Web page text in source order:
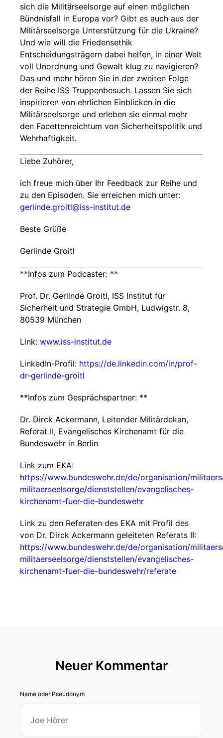
sich die Militärseelsorge auf einen möglichen
Bündnisfall in Europa vor? Gibt es auch aus der
Militärseelsorge Unterstützung für die Ukraine?
Und wie will die Friedensethik
Entscheidungsträgern dabei helfen, in einer Welt
voll Unordnung und Gewalt klug zu navigieren?
Das und mehr hören Sie in der zweiten Folge
der Reihe ISS Truppenbesuch. Lassen Sie sich
inspirieren von ehrlichen Einblicken in die
Militärseelsorge und erleben sie einmal mehr
den Facettenreichtum von Sicherheitspolitik und
Wehrhaftigkeit.
Liebe Zuhörer,
ich freue mich über Ihr Feedback zur Reihe und
zu den Episoden. Sie erreichen mich unter:
gerlinde.groitl@iss-institut.de
Beste Grüße
Gerlinde Groitl
**Infos zum Podcaster: **
Prof. Dr. Gerlinde Groitl, ISS Institut für
Sicherheit und Strategie GmbH, Ludwigstr. 8,
80539 München
Link: www.iss-institut.de
LinkedIn-Profil: https://de.linkedin.com/in/prof-
dr-gerlinde-groitl
**Infos zum Gesprächspartner: **
Dr. Dirck Ackermann, Leitender Militärdekan,
Referat II, Evangelisches Kirchenamt für die
Bundeswehr in Berlin
Link zum EKA:
https://www.bundeswehr.de/de/organisation/
militaerseelsorge/dienststellen/evangelisches-
kirchenamt-fuer-die-bundeswehr
Link zu den Referaten des EKA mit Profil des
von Dr. Dirck Ackermann geleiteten Referats II:
https://www.bundeswehr.de/de/organisation/
militaerseelsorge/dienststellen/evangelisches-
kirchenamt-fuer-die-bundeswehr/referate
Neuer Kommentar
Name oder Pseudonym